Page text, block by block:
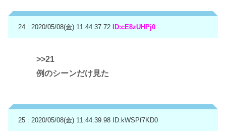
24 : 2020/05/08(金) 11:44:37.72 ID:cE8zUHPj0
>>21
例のシーンだけ見た
25 : 2020/05/08(金) 11:44:39.98 ID:kWSPf7KD0